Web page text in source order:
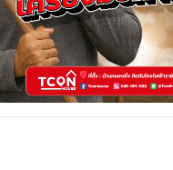
ฝาครอบ